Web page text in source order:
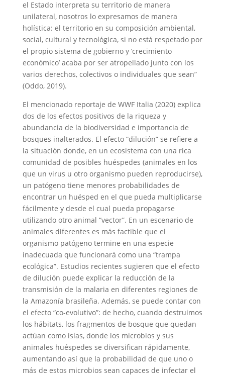
el Estado interpreta su territorio de manera
unilateral, nosotros lo expresamos de manera
holística: el territorio en su composición ambiental,
social, cultural y tecnológica, si no está respetado por
el propio sistema de gobierno y ‘crecimiento
económico’ acaba por ser atropellado junto con los
varios derechos, colectivos o individuales que sean”
(Oddo, 2019).
El mencionado reportaje de WWF Italia (2020) explica
dos de los efectos positivos de la riqueza y
abundancia de la biodiversidad e importancia de
bosques inalterados. El efecto “dilución” se refiere a
la situación donde, en un ecosistema con una rica
comunidad de posibles huéspedes (animales en los
que un virus u otro organismo pueden reproducirse),
un patógeno tiene menores probabilidades de
encontrar un huésped en el que pueda multiplicarse
fácilmente y desde el cual pueda propagarse
utilizando otro animal “vector”. En un escenario de
animales diferentes es más factible que el
organismo patógeno termine en una especie
inadecuada que funcionará como una “trampa
ecológica”. Estudios recientes sugieren que el efecto
de dilución puede explicar la reducción de la
transmisión de la malaria en diferentes regiones de
la Amazonía brasileña. Además, se puede contar con
el efecto “co-evolutivo”: de hecho, cuando destruimos
los hábitats, los fragmentos de bosque que quedan
actúan como islas, donde los microbios y sus
animales huéspedes se diversifican rápidamente,
aumentando así que la probabilidad de que uno o
más de estos microbios sean capaces de infectar el